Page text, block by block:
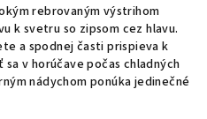
rebrovaným výstrihom
k svetru so zipsom cez hlavu.
a spodnej časti prispieva k
v horúčave počas chladných
nádychom ponúka jedinečné